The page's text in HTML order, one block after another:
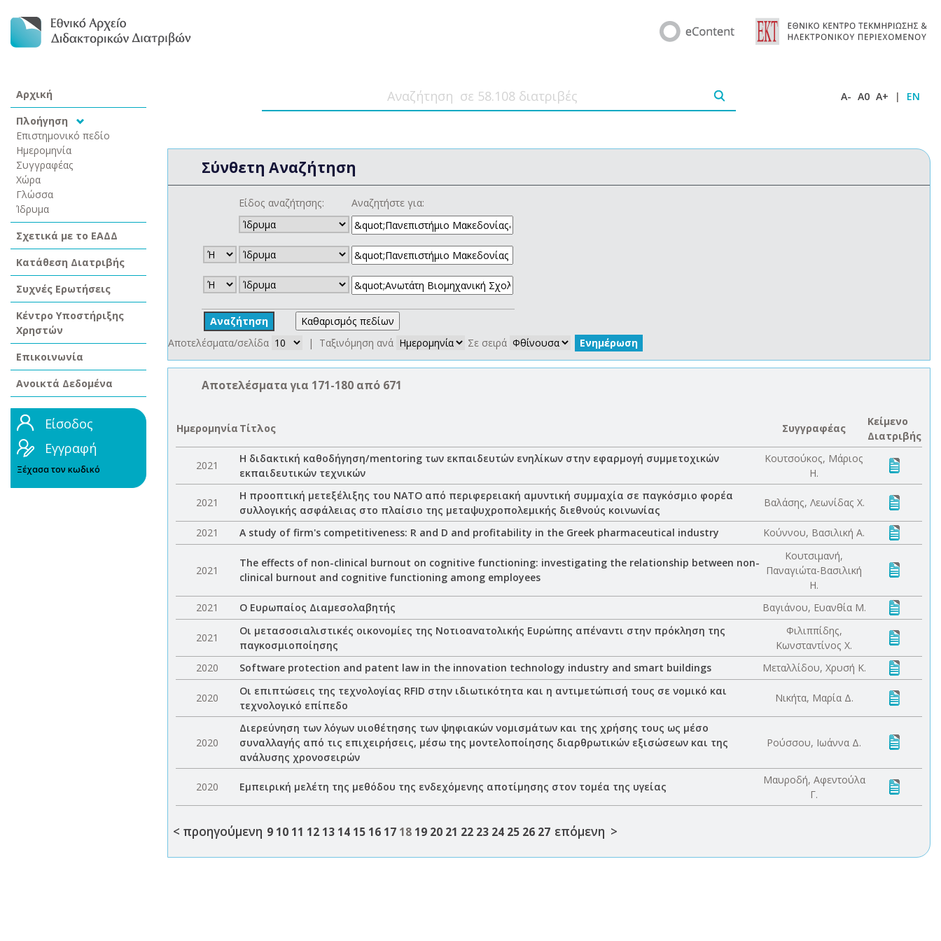
Αρχική
Πλοήγηση
Επιστημονικό πεδίο
Ημερομηνία
Συγγραφέας
Χώρα
Γλώσσα
Ίδρυμα
Σχετικά με το ΕΑΔΔ
Κατάθεση Διατριβής
Συχνές Ερωτήσεις
Κέντρο Υποστήριξης
Χρηστών
Επικοινωνία
Ανοικτά Δεδομένα
Είσοδος
Εγγραφή
Ξέχασα τον κωδικό
A- A0 A+ | EN
Σύνθετη Αναζήτηση
Είδος αναζήτησης: Αναζητήστε για:
Αποτελέσματα/σελίδα | Ταξινόμηση ανά Σε σειρά
Αποτελέσματα για 171-180 από 671
Ημερομηνία Τίτλος Συγγραφέας
Κείμενο
Διατριβής
2021
H διδακτική καθοδήγηση/mentoring των εκπαιδευτών ενηλίκων στην εφαρμογή συμμετοχικών
εκπαιδευτικών τεχνικών
Κουτσούκος, Μάριος
Η.
2021
Η προοπτική μετεξέλιξης του ΝΑΤΟ από περιφερειακή αμυντική συμμαχία σε παγκόσμιο φορέα
συλλογικής ασφάλειας στο πλαίσιο της μεταψυχροπολεμικής διεθνούς κοινωνίας
Βαλάσης, Λεωνίδας Χ.
2021 A study of firm's competitiveness: R and D and profitability in the Greek pharmaceutical industry Κούννου, Βασιλική Α.
2021
The effects of non-clinical burnout on cognitive functioning: investigating the relationship between non-
clinical burnout and cognitive functioning among employees
Κουτσιμανή,
Παναγιώτα-Βασιλική
Η.
2021
Ο Ευρωπαίος Διαμεσολαβητής Βαγιάνου, Ευανθία Μ.
2021
Οι μετασοσιαλιστικές οικονομίες της Νοτιοανατολικής Ευρώπης απέναντι στην πρόκληση της
παγκοσμιοποίησης
Φιλιππίδης,
Κωνσταντίνος Χ.
2020
Software protection and patent law in the innovation technology industry and smart buildings Μεταλλίδου, Χρυσή Κ.
2020
Οι επιπτώσεις της τεχνολογίας RFID στην ιδιωτικότητα και η αντιμετώπισή τους σε νομικό και
τεχνολογικό επίπεδο
Νικήτα, Μαρία Δ.
2020
Διερεύνηση των λόγων υιοθέτησης των ψηφιακών νομισμάτων και της χρήσης τους ως μέσο
συναλλαγής από τις επιχειρήσεις, μέσω της μοντελοποίησης διαρθρωτικών εξισώσεων και της
ανάλυσης χρονοσειρών
Ρούσσου, Ιωάννα Δ.
2020 Εμπειρική μελέτη της μεθόδου της ενδεχόμενης αποτίμησης στον τομέα της υγείας
Μαυροδή, Αφεντούλα
Γ.
< προηγούμενη 9 10 11 12 13 14 15 16 17 18 19 20 21 22 23 24 25 26 27 επόμενη >